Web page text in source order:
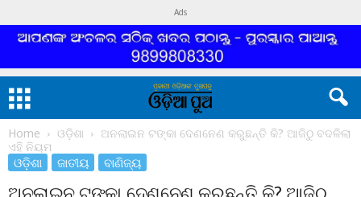
Ads
Home ଓଡ଼ିଶା
ଅନଲାଇନ ଟଙ୍କା ଦେଣନେଣ କରୁଛନ୍ତି କି? ଆଜିଠୁ ବଦଳିଲା
ଏହି ନିୟମ
ଓଡ଼ିଶା ଜାତୀୟ ବାଣିଜ୍ୟ
ଅନଲାଇନ ଟଙ୍କା ଦେଣନେଣ କରୁଛନ୍ତି କି? ଆଜିଠୁ